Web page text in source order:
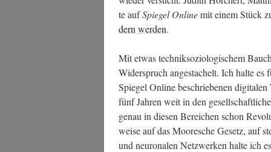
te aufSpie­gel Onlinemit einem Stück
dern wer­den.
Mit etwas tech­nik­so­zio­lo­gi­schem
Wider­spruch ange­sta­chelt. Ich hal­te
Spie­gel Online beschrie­be­nen
fünf Jah­ren weit in den
genau in die­sen Berei­chen schon
wei­se auf das Moo­re­sche Gesetz, auf
und neu­ro­na­len Netz­wer­ken hal­te ich